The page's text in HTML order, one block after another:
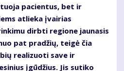
pacientus, bet ir
atlieka įvairias
dirbti regione jaunasis
pat pradžių, teigė čia
realizuoti save ir
įgūdžius. Jis sutiko